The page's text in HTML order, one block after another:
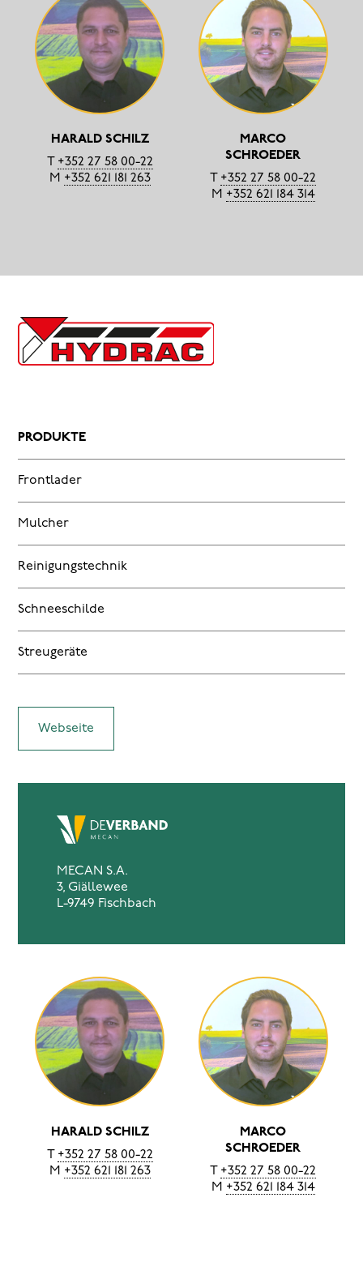
HARALD SCHILZ
T +352 27 58 00-22
M +352 621 181 263
MARCO
SCHROEDER
T +352 27 58 00-22
M +352 621 184 314
PRODUKTE
Frontlader
Mulcher
Reinigungstechnik
Schneeschilde
Streugeräte
Webseite
MECAN S.A.
3, Giällewee
L-9749 Fischbach
HARALD SCHILZ
T +352 27 58 00-22
M +352 621 181 263
MARCO
SCHROEDER
T +352 27 58 00-22
M +352 621 184 314